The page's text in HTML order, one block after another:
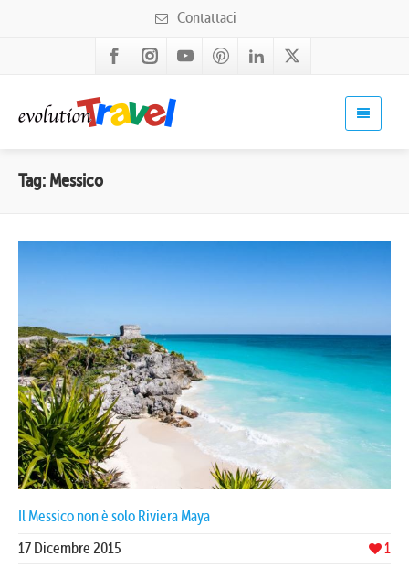
Contattaci
Tag: Messico
Il Messico non è solo Riviera Maya
1
17 Dicembre 2015